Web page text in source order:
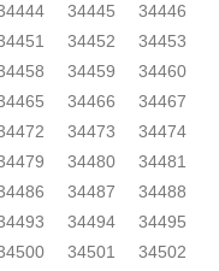
34445
34446
34452
34453
34459
34460
34466
34467
34473
34474
34480
34481
34487
34488
34494
34495
34501
34502